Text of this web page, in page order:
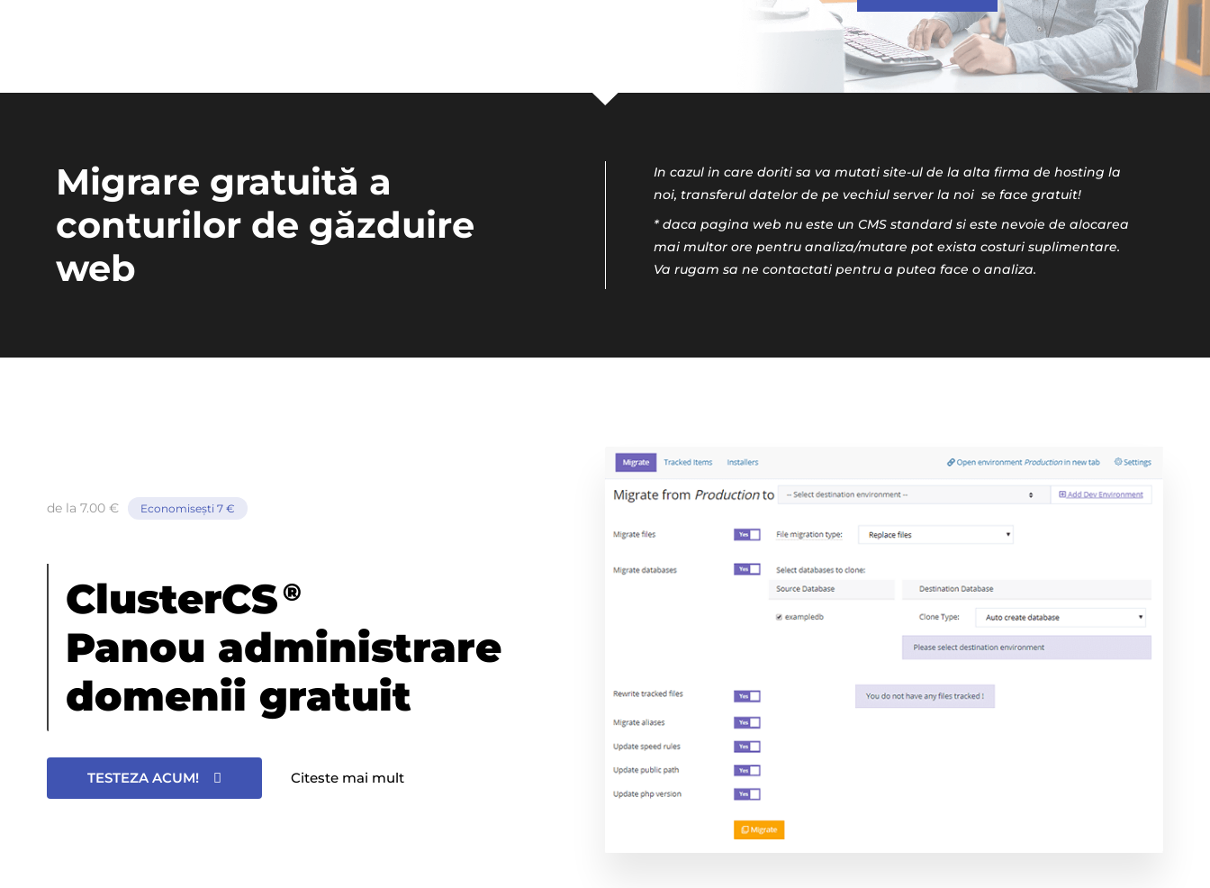
Migrare gratuită a
conturilor de găzduire
web
In cazul in care doriti sa va mutati site-ul de la alta firma de hosting la
noi, transferul datelor de pe vechiul server la noi se face gratuit!
* daca pagina web nu este un CMS standard si este nevoie de alocarea
mai multor ore pentru analiza/mutare pot exista costuri suplimentare.
Va rugam sa ne contactati pentru a putea face o analiza.
de la 7.00 € Economiseşti 7 €
ClusterCS®
Panou administrare
domenii gratuit
TESTEZA ACUM! Citeste mai mult